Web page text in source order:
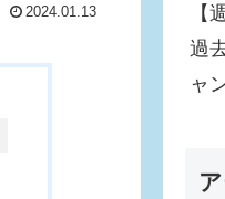
2024.01.13
【
過
ャ